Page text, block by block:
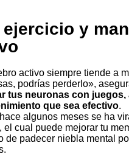
ejercicio y
podrías perderlo»,
tus neuronas con
que sea efectivo.
algunos meses se ha
el cual puede mejorar tu
de padecer niebla mental